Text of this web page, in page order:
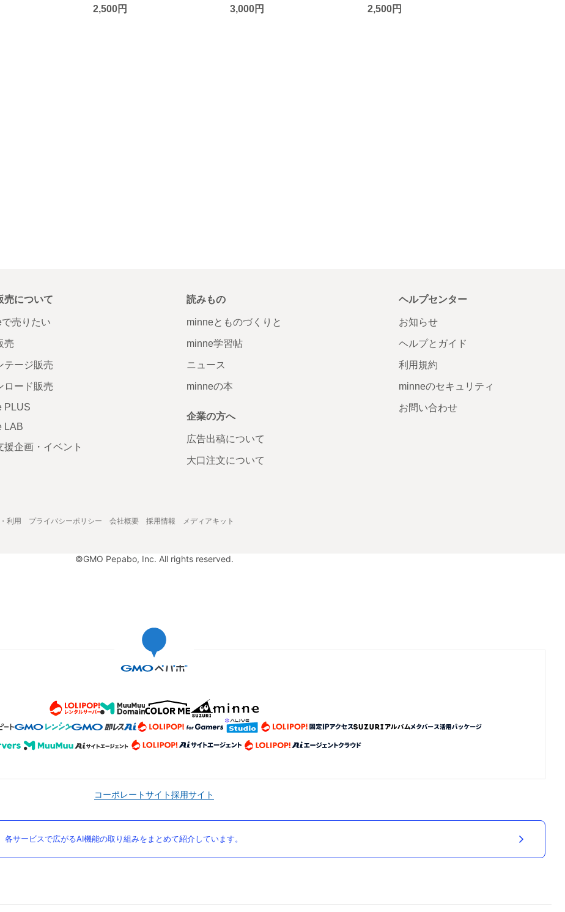
2,500円 3,000円 2,500円
売について
売りたい
売
テージ販売
ロード販売
PLUS
LAB
援企画・イベント
読みもの
minneとものづくりと
minne学習帖
ニュース
minneの本
企業の方へ
広告出稿について
大口注文について
ヘルプセンター
お知らせ
ヘルプとガイド
利用規約
minneのセキュリティ
お問い合わせ
利用 プライバシーポリシー 会社概要 採用情報 メディアキット
©GMO Pepabo, Inc. All rights reserved.
コーポレートサイト採用サイト
サービスで広がるAI機能の取り組みをまとめて紹介しています。